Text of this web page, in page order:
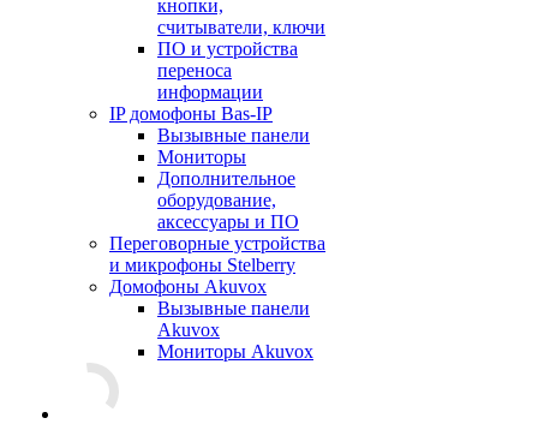
кнопки,
считыватели, ключи
ПО и устройства
переноса
информации
IP домофоны Bas-IP
Вызывные панели
Мониторы
Дополнительное
оборудование,
аксессуары и ПО
Переговорные устройства
и микрофоны Stelberry
Домофоны Akuvox
Вызывные панели
Akuvox
Мониторы Akuvox